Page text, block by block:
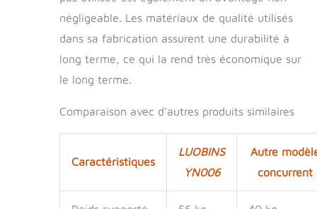
négligeable. Les matériaux de qualité utilisés
dans sa fabrication assurent une durabilité à
long terme, ce qui la rend très économique sur
le long terme.
Comparaison avec d’autres produits similaires
Caractéristiques
LUOBINS
YN006
Autre
concurrent